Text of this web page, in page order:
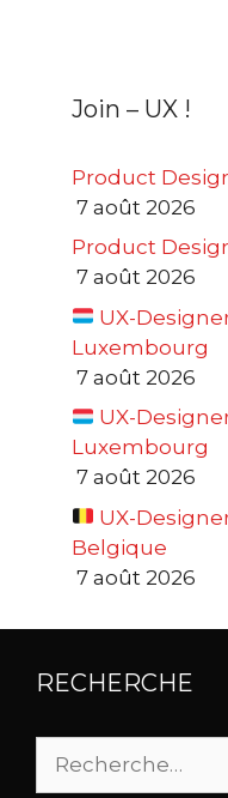
Join – UX !
Product
7 août 2026
Product
7 août 2026
UX-
Luxembourg
7 août 2026
UX-
Luxembourg
7 août 2026
UX-
Belgique
7 août 2026
RECHERCHE